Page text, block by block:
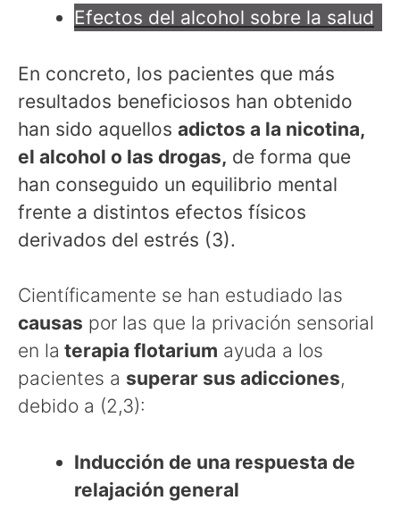
Efectos del alcohol sobre la salud
En concreto, los pacientes que más
resultados beneficiosos han obtenido
han sido aquellos adictos a la nicotina,
el alcohol o las drogas, de forma que
han conseguido un equilibrio mental
frente a distintos efectos físicos
derivados del estrés (3).
Científicamente se han estudiado las
causas por las que la privación sensorial
en la terapia flotarium ayuda a los
pacientes a superar sus adicciones,
debido a (2,3):
Inducción de una respuesta de
relajación general